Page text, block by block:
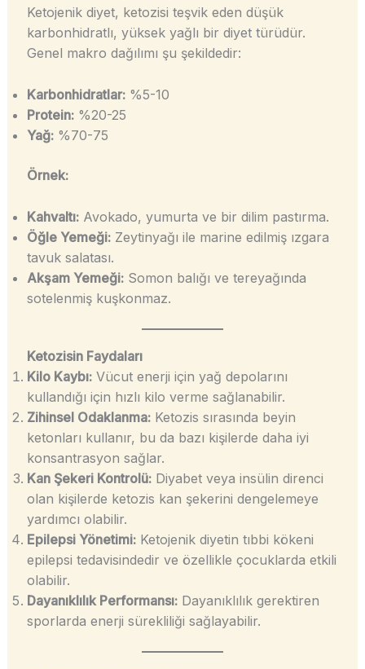
Ketojenik diyet, ketozisi teşvik eden düşük
karbonhidratlı, yüksek yağlı bir diyet türüdür.
Genel makro dağılımı şu şekildedir:
Karbonhidratlar:%5-10
Protein:%20-25
Yağ:%70-75
Örnek:
Kahvaltı:Avokado, yumurta ve bir dilim pastırma.
Öğle Yemeği:Zeytinyağı ile marine edilmiş ızgara
tavuk salatası.
Akşam Yemeği:Somon balığı ve tereyağında
sotelenmiş kuşkonmaz.
Ketozisin Faydaları
Kilo Kaybı:Vücut enerji için yağ depolarını
kullandığı için hızlı kilo verme sağlanabilir.
Zihinsel Odaklanma:Ketozis sırasında beyin
ketonları kullanır, bu da bazı kişilerde daha iyi
konsantrasyon sağlar.
Kan Şekeri Kontrolü:Diyabet veya insülin direnci
olan kişilerde ketozis kan şekerini dengelemeye
yardımcı olabilir.
Epilepsi Yönetimi:Ketojenik diyetin tıbbi kökeni
epilepsi tedavisindedir ve özellikle çocuklarda etkili
olabilir.
Dayanıklılık Performansı:Dayanıklılık gerektiren
sporlarda enerji sürekliliği sağlayabilir.